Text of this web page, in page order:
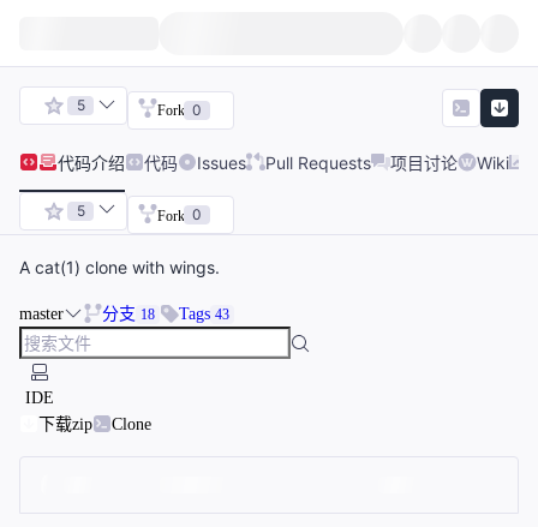
5 Fork 0
代码介绍 代码 Issues Pull Requests 项目讨论 Wiki
5 Fork 0
A cat(1) clone with wings.
master 分支 18 Tags 43
IDE
下载zip
Clone